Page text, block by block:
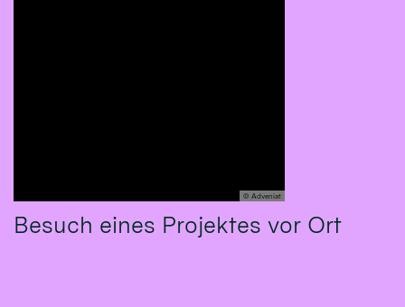
© Adveniat
Besuch eines Projektes vor Ort